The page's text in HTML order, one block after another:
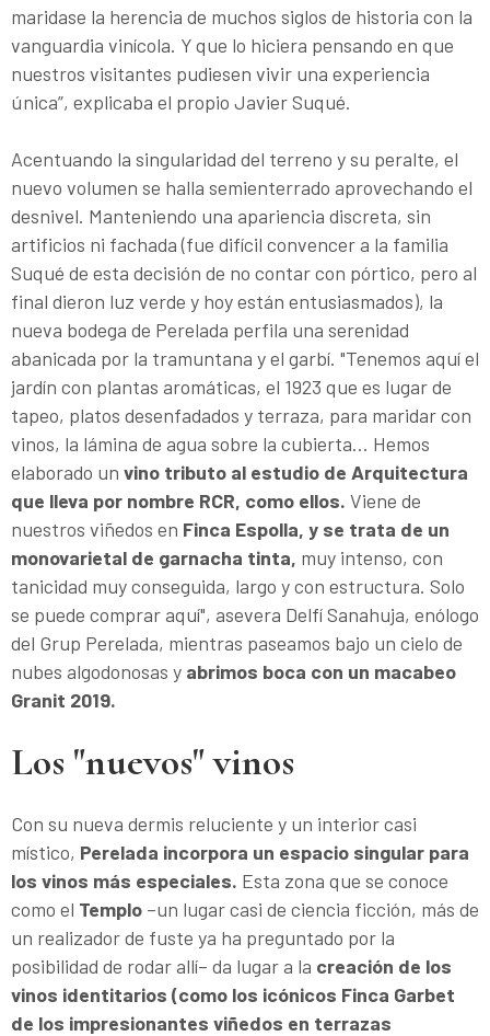
maridase la herencia de muchos siglos de historia con la
vanguardia vinícola. Y que lo hiciera pensando en que
nuestros visitantes pudiesen vivir una experiencia
única”, explicaba el propio Javier Suqué.
Acentuando la singularidad del terreno y su peralte, el
nuevo volumen se halla semienterrado aprovechando el
desnivel. Manteniendo una apariencia discreta, sin
artificios ni fachada (fue difícil convencer a la familia
Suqué de esta decisión de no contar con pórtico, pero al
final dieron luz verde y hoy están entusiasmados), la
nueva bodega de Perelada perfila una serenidad
abanicada por la tramuntana y el garbí. "Tenemos aquí el
jardín con plantas aromáticas, el 1923 que es lugar de
tapeo, platos desenfadados y terraza, para maridar con
vinos, la lámina de agua sobre la cubierta... Hemos
elaborado un vino tributo al estudio de Arquitectura
que lleva por nombre RCR, como ellos. Viene de
nuestros viñedos en Finca Espolla, y se trata de un
monovarietal de garnacha tinta, muy intenso, con
tanicidad muy conseguida, largo y con estructura. Solo
se puede comprar aquí", asevera Delfí Sanahuja, enólogo
del Grup Perelada, mientras paseamos bajo un cielo de
nubes algodonosas y abrimos boca con un macabeo
Granit 2019.
Los "nuevos" vinos
Con su nueva dermis reluciente y un interior casi
místico, Perelada incorpora un espacio singular para
los vinos más especiales. Esta zona que se conoce
como el Templo –un lugar casi de ciencia ficción, más de
un realizador de fuste ya ha preguntado por la
posibilidad de rodar allí– da lugar a la creación de los
vinos identitarios (como los icónicos Finca Garbet
de los impresionantes viñedos en terrazas